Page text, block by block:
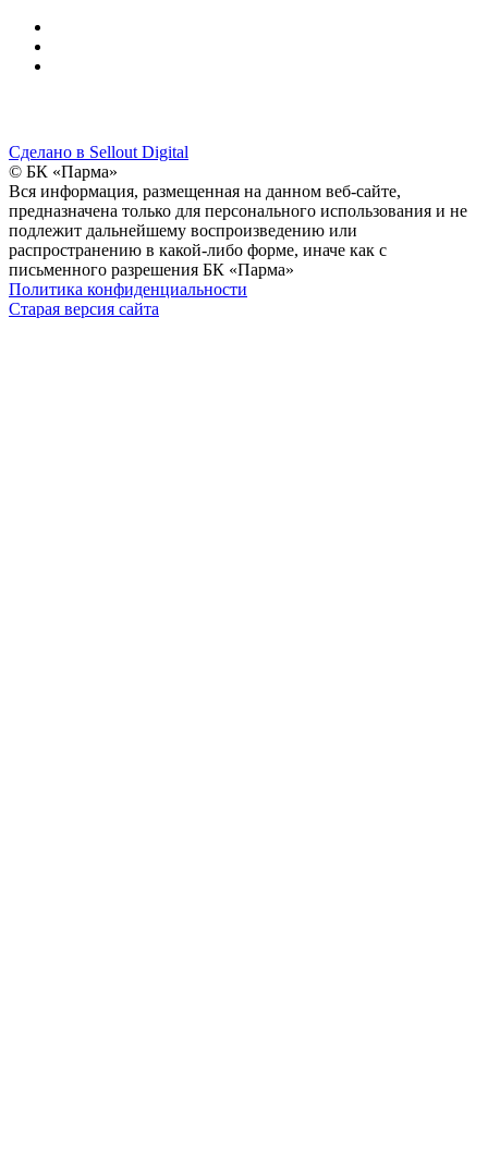
Сделано в Sellout Digital
© БК «Парма»
Вся информация, размещенная на данном веб-сайте,
предназначена только для персонального использования и не
подлежит дальнейшему воспроизведению или
распространению в какой-либо форме, иначе как с
письменного разрешения БК «Парма»
Политика конфиденциальности
Старая версия сайта